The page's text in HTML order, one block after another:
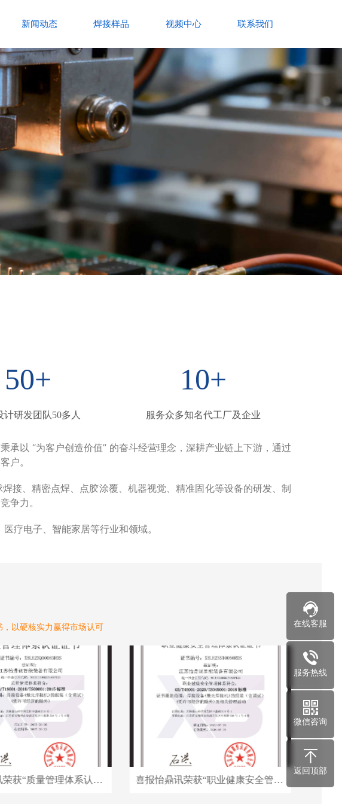
新闻动态 焊接样品 视频中心 联系我们
50+
计研发团队50多人
10+
服务众多知名代工厂及企业
以 “为客户创造价值” 的奋斗经营理念，深耕产业链上下游，通过
户。
接、精密点焊、点胶涂覆、机器视觉、精准固化等设备的研发、制
争力。
疗电子、智能家居等行业和领域。
以硬核实力赢得市场认可
喜报怡鼎讯荣获“质量管理体系认证”证书 喜报怡鼎讯荣获“职业健康安全管理体系认证
在线客服
服务热线
微信咨询
返回顶部